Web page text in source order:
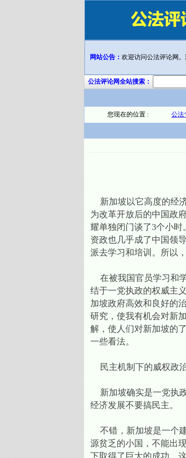
网站公告： 欢迎访问公法评论网。
公法评论网全站搜索：
您现在的位置 : 公法
新加坡以它高度的经
为改革开放后的中国政
耀单独闭门谈了3个小
资政也几乎成了中国领
派去学习和培训。所以
在被我国官员学习和
结于一党执政的权威主
加坡政府高效和良好的
研究，使我有机会对新
解，使人们对新加坡的
一些看法。
民主机制下的威权政
新加坡确实是一党执
经济发展不要搞民主。
不错，新加坡是一个
源贫乏的小国，不能出
下取得了巨大的成功。